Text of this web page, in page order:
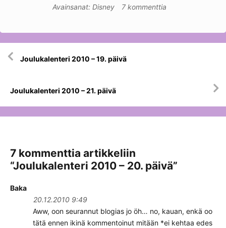
Avainsanat: Disney 7 kommenttia
selausJoulukalenteri 2010 – 19. päivä
Joulukalenteri 2010 – 21. päivä
7 kommenttia artikkeliin
“Joulukalenteri 2010 – 20. päivä”
Baka
20.12.2010 9:49
Aww, oon seurannut blogias jo öh… no, kauan, enkä oo
tätä ennen ikinä kommentoinut mitään *ei kehtaa edes